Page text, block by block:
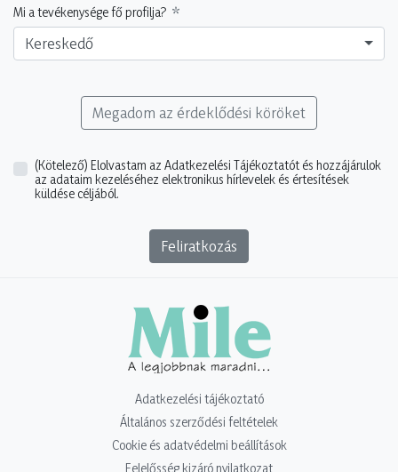
Mi a tevékenysége fő profilja?
Kereskedő
Megadom az érdeklődési köröket
(Kötelező) Elolvastam az Adatkezelési Tájékoztatót és hozzájárulok
az adataim kezeléséhez elektronikus hírlevelek és értesítések
küldése céljából.
Feliratkozás
Adatkezelési tájékoztató
Általános szerződési feltételek
Cookie és adatvédelmi beállítások
Felelősség kizáró nyilatkozat